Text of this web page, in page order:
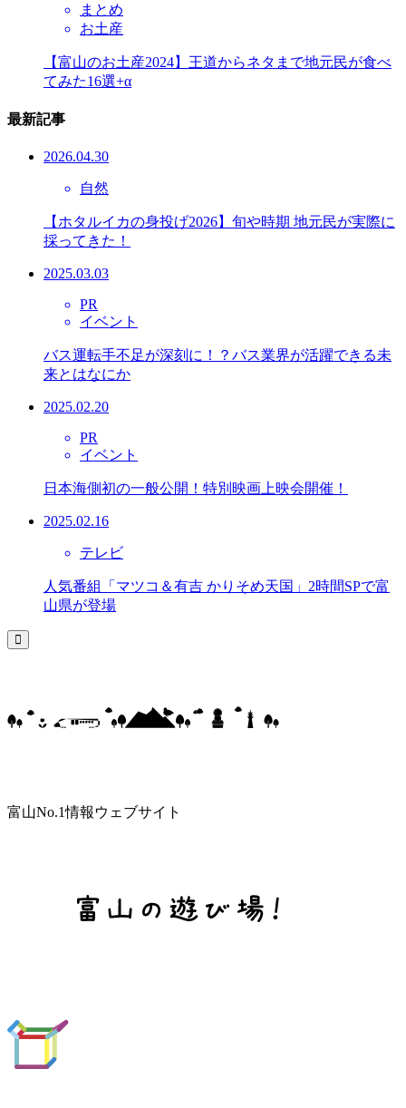
まとめ
お土産
【富山のお土産2024】王道からネタまで地元民が食べ
てみた16選+α
最新記事
2026.04.30
自然
【ホタルイカの身投げ2026】旬や時期 地元民が実際に
採ってきた！
2025.03.03
PR
イベント
バス運転手不足が深刻に！？バス業界が活躍できる未
来とはなにか
2025.02.20
PR
イベント
日本海側初の一般公開！特別映画上映会開催！
2025.02.16
テレビ
人気番組「マツコ＆有吉 かりそめ天国」2時間SPで富
山県が登場
富山No.1情報ウェブサイト